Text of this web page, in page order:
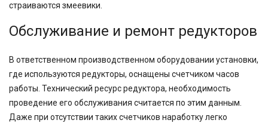
страиваются змеевики.
Обслуживание и ремонт редукторов
В ответственном производственном оборудовании установки,
где используются редукторы, оснащены счетчиком часов
работы. Технический ресурс редуктора, необходимость
проведение его обслуживания считается по этим данным.
Даже при отсутствии таких счетчиков наработку легко